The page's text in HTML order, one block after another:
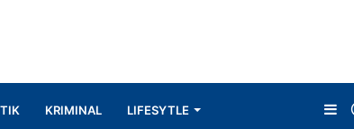
KRIMINAL LIFESYTLE